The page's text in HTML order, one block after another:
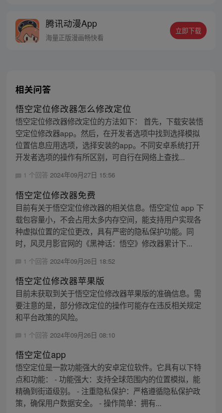
人…六十年后，他再次破石而出，背负着守
护族人的希望和信念打败了妖怪大道的霸
腾讯动漫App
海量正版漫画畅快看
立即下载
相关问答
悟空定位修改器怎么修改定位
悟空定位修改器修改定位的方法如下： 首先，下载安装悟
空定位修改器app。然后，在开发者选项中找到选择模拟
位置信息应用选项，选择安装的app。不同安卓系统打开
开发者选项的操作有所区别，可自行在网络上查找...
1 个回答 2024年09月27日 15:56
悟空定位修改器免费
目前有关于悟空定位修改器的相关信息。悟空定位 app 下
载包容量小，不会占用太多内存空间，能支持用户实现各
种虚拟位置的定位更改，具有严密的隐私保护功能。同
时，风灵月影官网的《黑神话：悟空》修改器累计下...
1 个回答 2024年09月26日 18:52
悟空定位修改器苹果版
目前未获取到关于悟空定位修改器苹果版的准确信息。需
要注意的是，部分修改定位的操作可能存在违反相关规定
和平台政策的风险。
1 个回答 2024年09月26日 08:10
悟空定位app
悟空定位是一款功能强大的安卓定位软件。它具有以下特
点和功能： - 功能强大：支持全球范围内的位置模拟，能
精确到街道级别。 - 注重隐私保护：严格遵循隐私保护政
策，确保用户数据安全。 - 操作简单：拥有...